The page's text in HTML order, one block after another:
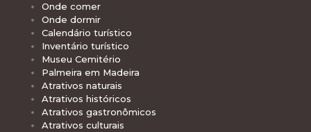
Onde comer
Onde dormir
Calendário turístico
Inventário turístico
Museu Cemitério
Palmeira em Madeira
Atrativos naturais
Atrativos históricos
Atrativos gastronômicos
Atrativos culturais